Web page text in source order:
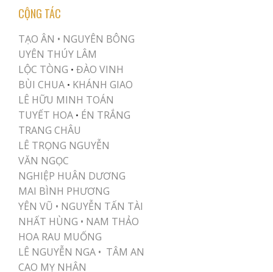
CỘNG TÁC
TẠO ÂN • NGUYÊN BÔNG
UYÊN THÚY LÂM
LỘC TÒNG • ĐÀO VINH
BÙI CHUA • KHÁNH GIAO
LÊ HỮU MINH TOÁN
TUYẾT HOA • ÉN TRẮNG
TRANG CHÂU
LÊ TRỌNG NGUYỄN
VĂN NGỌC
NGHIỆP HUÂN DƯƠNG
MAI BÌNH PHƯƠNG
YÊN VŨ • NGUYỄN TẤN TÀI
NHẤT HÙNG • NAM THẢO
HOA RAU MUỐNG
LÊ NGUYỄN NGA • TÂM AN
CAO MỴ NHÂN